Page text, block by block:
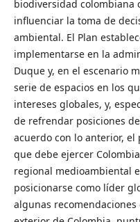
biodiversidad colombiana
influenciar la toma de
ambiental. El Plan
implementarse en la
Duque y, en el escenario
serie de espacios en los
intereses globales, y,
de refrendar posiciones
acuerdo con lo anterior,
que debe ejercer
regional medioambiental
posicionarse como líder
algunas